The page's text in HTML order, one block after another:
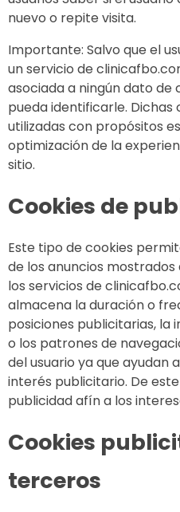
nuevo o repite visita.
Importante: Salvo que el
un servicio de
asociada a ningún dato
pueda identificarle. Dichas
utilizadas con propósitos
optimización de la
sitio.
Cookies de
Este tipo de cookies
de los anuncios
los servicios de
almacena la duración o
posiciones publicitarias, la
o los patrones de
del usuario ya que ayudan
interés publicitario. De
publicidad afín a los
Cookies
terceros